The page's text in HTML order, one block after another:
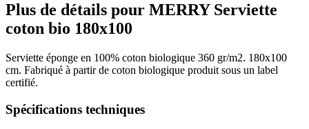
Plus de détails pour MERRY Serviette
coton bio 180x100
Serviette éponge en 100% coton biologique 360 ​​gr/m2. 180x100
cm. Fabriqué à partir de coton biologique produit sous un label
certifié.
Spécifications techniques